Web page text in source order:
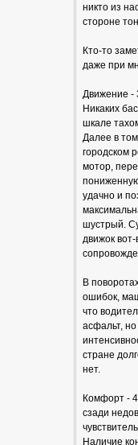
никто из
стороне
Кто-то
даже при
Движение -
Никаких
шкале
Далее в
городском
мотор,
удачно и
шустрый.
движок
В
ошибок,
что
асфальт,
стране
нет.
Комфорт -
сзади
Наличие